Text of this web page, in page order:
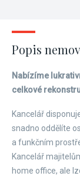
Popis
Nabízíme
celkové
Kancelář
snadno oddělíte
a funkčním
Kancelář
home office, ale